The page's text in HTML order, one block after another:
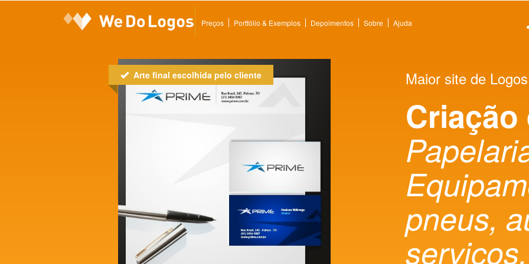
Preços Portfólio & Exemplos Depoimentos Sobre Ajuda
Arte final escolhida pelo cliente Maior site de
Criação
pneus,
serviços.